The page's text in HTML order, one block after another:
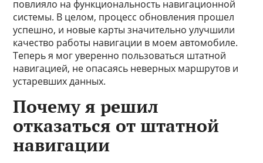
повлияло на функциональность навигационной
системы. В целом, процесс обновления прошел
успешно, и новые карты значительно улучшили
качество работы навигации в моем автомобиле.
Теперь я мог уверенно пользоваться штатной
навигацией, не опасаясь неверных маршрутов и
устаревших данных.
Почему я решил
отказаться от штатной
навигации